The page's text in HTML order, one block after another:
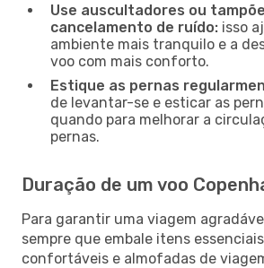
Use auscultadores ou
cancelamento de ruído: isso
ambiente mais tranquilo e a
voo com mais conforto.
Estique as pernas
de levantar-se e esticar as
quando para melhorar a
pernas.
Duração de um voo
Para garantir uma viagem
sempre que embale itens
confortáveis e almofadas de